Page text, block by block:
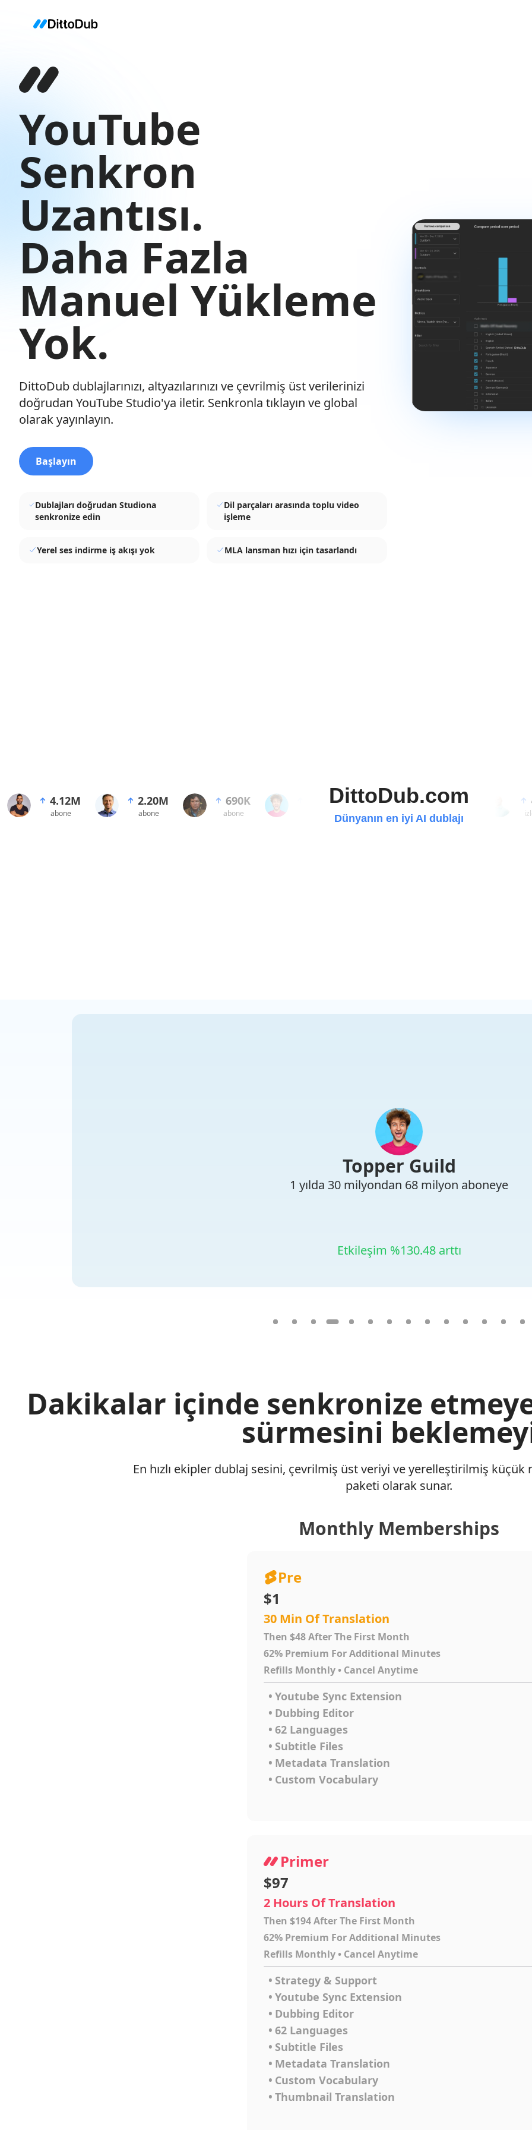
YouTube
Senkron
Uzantısı.
Daha Fazla
Manuel Yükleme
Yok.
DittoDub dublajlarınızı, altyazılarınızı ve çevrilmiş üst verilerinizi
doğrudan YouTube Studio'ya iletir. Senkronla tıklayın ve global
olarak yayınlayın.
Başlayın
Dublajları doğrudan Studiona
senkronize edin
Dil parçaları arasında toplu video
işleme
Yerel ses indirme iş akışı yok MLA lansman hızı için tasarlandı
DittoDub.com
Dünyanın en iyi AI dublajı
4.12M
abone
2.20M
abone
690K
abone
40.20M 9.41M
abone
560K
abone
Topper Guild
1 yılda 30 milyondan 68 milyon aboneye
Etkileşim %130.48 arttı
Dakikalar içinde senkronize
sürmesini
En hızlı ekipler dublaj sesini, çevrilmiş üst veriyi ve yerelleştirilmiş
paketi olarak sunar.
Monthly Memberships
Pre
$1
30 Min Of Translation
Then $48 After The First Month
62% Premium For Additional Minutes
Refills Monthly • Cancel Anytime
• Youtube Sync Extension
• Dubbing Editor
• 62 Languages
• Subtitle Files
• Metadata Translation
• Custom Vocabulary
Primer
$97
2 Hours Of Translation
Then $194 After The First Month
62% Premium For Additional Minutes
Refills Monthly • Cancel Anytime
• Strategy & Support
• Youtube Sync Extension
• Dubbing Editor
• 62 Languages
• Subtitle Files
• Metadata Translation
• Custom Vocabulary
• Thumbnail Translation